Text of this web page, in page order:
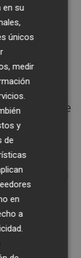
que
empresa,
de 30
es de
valor
el
de las
la
de la
en su
únicos
medir
y
de
en
a
.